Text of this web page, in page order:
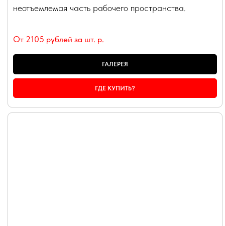
неотъемлемая часть рабочего пространства.
От 2105 рублей за шт. р.
ГАЛЕРЕЯ
ГДЕ КУПИТЬ?